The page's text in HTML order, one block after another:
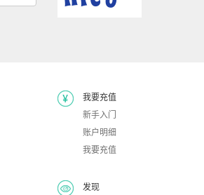
我要充值
新手入门
账户明细
我要充值
发现